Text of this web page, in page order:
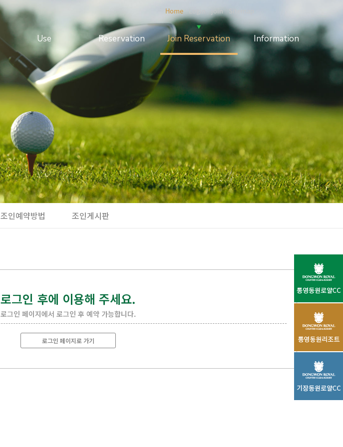
Home join
Use
이용안내
이용요금
예약안내
위약안내
모바일이용안내
로컬룰
선불카드
Reservation
실시간예약
예약확인/취소
Join Reservation
1인 or 2인 조인예약
조인게시판
Information
레스토랑
날씨정보
조인예약방법 조인게시판
로그인 후에 이용해 주세요.
로그인 페이지에서 로그인 후 예약 가능합니다.
로그인 페이지로 가기